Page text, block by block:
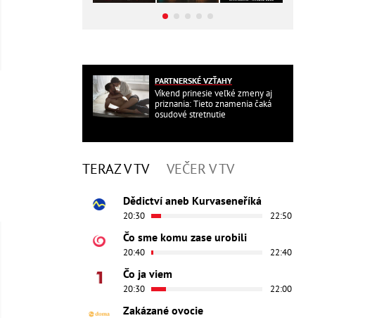
PARTNERSKÉ VZŤAHY
Víkend prinesie veľké zmeny aj
priznania: Tieto znamenia čaká
osudové stretnutie
TERAZ V TV VEČER V TV
Dědictví aneb Kurvaseneříká
20:30 22:50
Čo sme komu zase urobili
20:40 22:40
Čo ja viem
20:30 22:00
Zakázané ovocie